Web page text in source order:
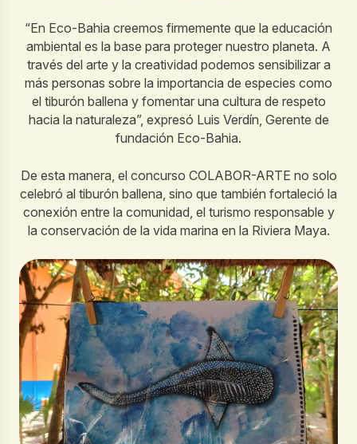
“En Eco-Bahia creemos firmemente que la educación
ambiental es la base para proteger nuestro planeta. A
través del arte y la creatividad podemos sensibilizar a
más personas sobre la importancia de especies como
el tiburón ballena y fomentar una cultura de respeto
hacia la naturaleza”, expresó Luis Verdín, Gerente de
fundación Eco-Bahia.
De esta manera, el concurso COLABOR-ARTE no solo
celebró al tiburón ballena, sino que también fortaleció la
conexión entre la comunidad, el turismo responsable y
la conservación de la vida marina en la Riviera Maya.